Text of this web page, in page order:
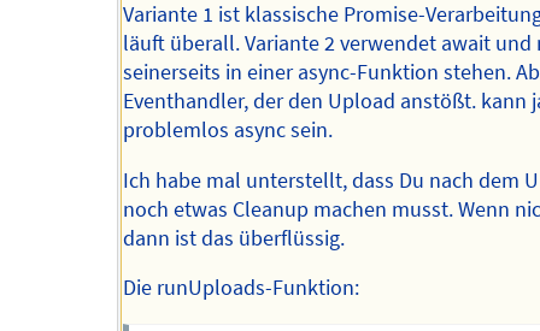
Variante 1 ist klassische Promise-
läuft überall. Variante 2 verwendet await und
seinerseits in einer async-Funktion stehen.
Eventhandler, der den Upload anstößt. kann
problemlos async sein.
Ich habe mal unterstellt, dass Du nach dem
noch etwas Cleanup machen musst. Wenn
dann ist das überflüssig.
Die runUploads-Funktion: